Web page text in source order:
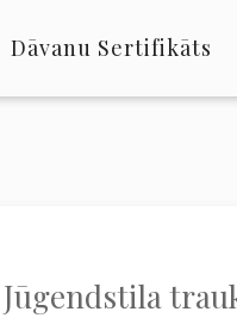
Dāvanu Sertifikāts
Jūgendstila